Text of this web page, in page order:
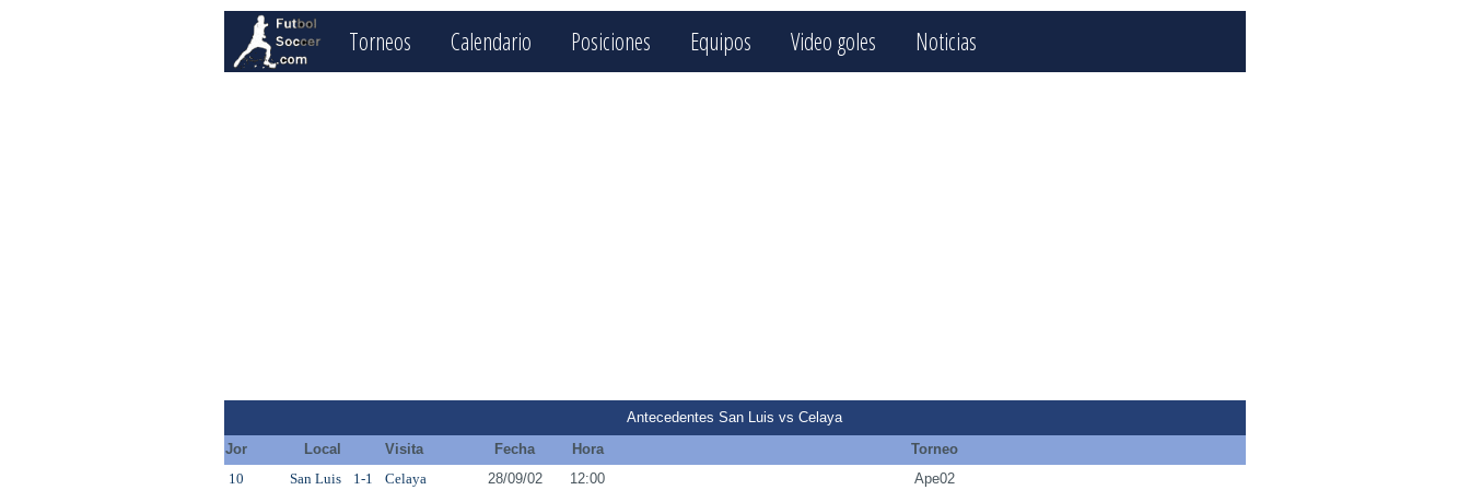
Torneos Calendario Posiciones Equipos Video goles Noticias
Antecedentes San Luis vs Celaya
Jor
Local Visita Fecha Hora
Torneo
10
San Luis 1-1 Celaya 28/09/02 12:00 Ape02